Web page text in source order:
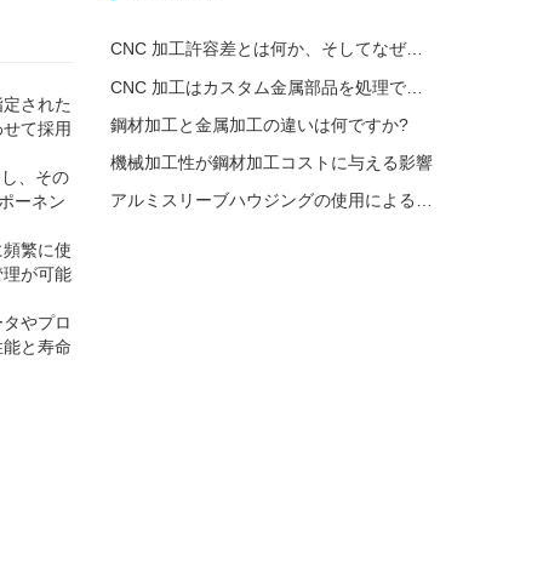
された
て採用
、その
ーネン
繁に使
が可能
やプロ
と寿命
CNC 加工許容差とは何か、そしてなぜそれが重要なのか?
鋼材加工と金属加工の違いは何ですか?
機械加工性が鋼材加工コストに与える影響
アルミスリーブハウジングの使用による環境への影響